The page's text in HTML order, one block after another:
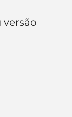
versão